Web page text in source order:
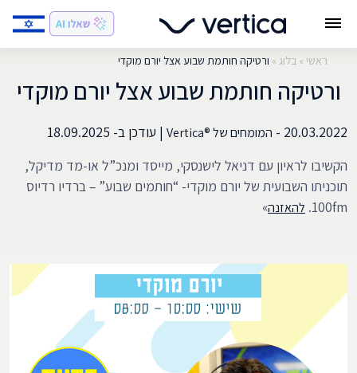
ראשי »בלוג » ורטיקה חותמת שבוע אצל יורם מוקדי
ורטיקה חותמת שבוע אצל יורם מוקדי
20.03.2022 - המומחים של ®Vertica | עודכן ב- 18.09.2025
הקשיבו לראיון עם דניאל לישנסקי, מייסד ומנכ”ל או-מד מדיקל,
תוכניתו השבועית של יורם מוקדי- “חותמים שבוע” – ברדיו רדיוס
100fm. להאזנה»